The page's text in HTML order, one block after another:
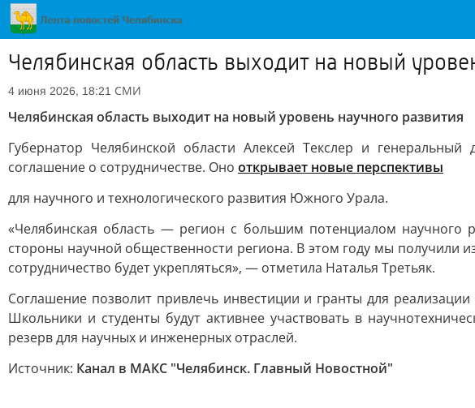
Челябинская область выходит на новый
4 июня 2026, 18:21 СМИ
Челябинская область выходит на новый уровень научного развития
Губернатор Челябинской области Алексей Текслер и
соглашение о сотрудничестве. Оно открывает новые перспективы
для научного и технологического развития Южного Урала.
«Челябинская область — регион с большим потенциалом
стороны научной общественности региона. В этом году мы получили
сотрудничество будет укрепляться», — отметила Наталья Третьяк.
Соглашение позволит привлечь инвестиции и гранты для
Школьники и студенты будут активнее участвовать в
резерв для научных и инженерных отраслей.
Источник: Канал в МАКС "Челябинск. Главный Новостной"